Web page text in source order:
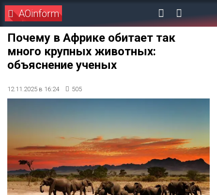
AOinform
Почему в Африке обитает так
много крупных животных:
объяснение ученых
12.11.2025 в 16:24 505